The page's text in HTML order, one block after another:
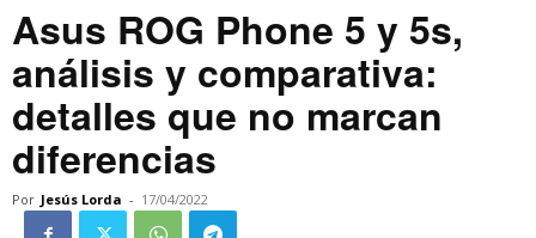
Asus ROG Phone 5 y 5s,
análisis y comparativa:
detalles que no marcan
diferencias
Por Jesús Lorda - 17/04/2022